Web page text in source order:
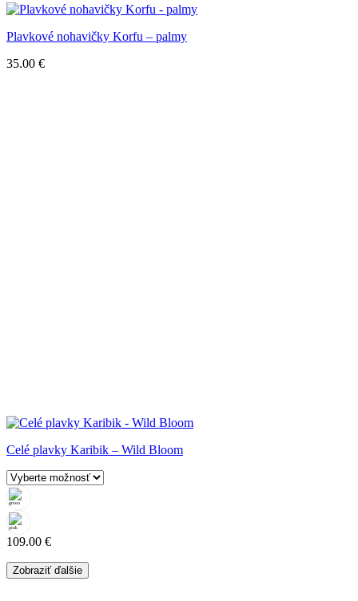
Plavkové nohavičky Korfu – palmy
35.00 €
Celé plavky Karibik – Wild Bloom
109.00 €
Zobraziť ďalšie